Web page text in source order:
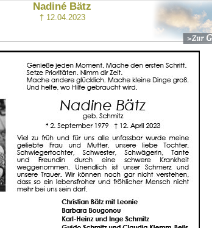
Nadiné Bätz
† 12.04.2023